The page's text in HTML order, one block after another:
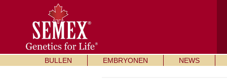
BULLEN EMBRYONEN NEWS